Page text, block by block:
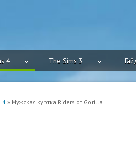
4 The Sims 3
4 » Мужская куртка Riders от Gorilla